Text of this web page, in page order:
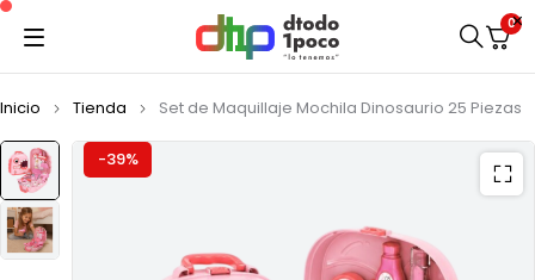
0
Inicio Tienda Set de Maquillaje Mochila Dinosaurio 25 Piezas
-39%